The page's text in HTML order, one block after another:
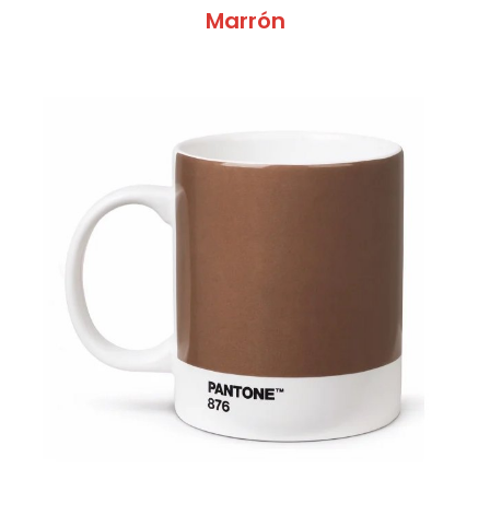
Marrón